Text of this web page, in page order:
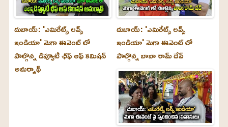
దుబాయ్‌: 'ఎమిరేట్స్ లవ్స్
ఇండియా' మెగా ఈవెంట్ లో
పాల్గొన్న డిప్యూటీ ఛీఫ్ ఆఫ్ కమిషన్
అమర్నాథ్
దుబాయ్‌: 'ఎమిరేట్స్ లవ్స్
ఇండియా' మెగా ఈవెంట్ లో
పాల్గొన్న బాబా రామ్ దేవ్